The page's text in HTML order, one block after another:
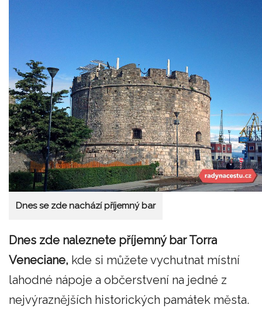
Dnes se zde nachází příjemný bar
Dnes zde naleznete příjemný bar Torra
Veneciane, kde si můžete vychutnat místní
lahodné nápoje a občerstvení na jedné z
nejvýraznějších historických památek města.